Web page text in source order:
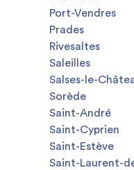
Port-Vendres
Prades
Rivesaltes
Saleilles
Salses-le-
Sorède
Saint-André
Saint-Cyprien
Saint-Estève
Saint-Laurent-